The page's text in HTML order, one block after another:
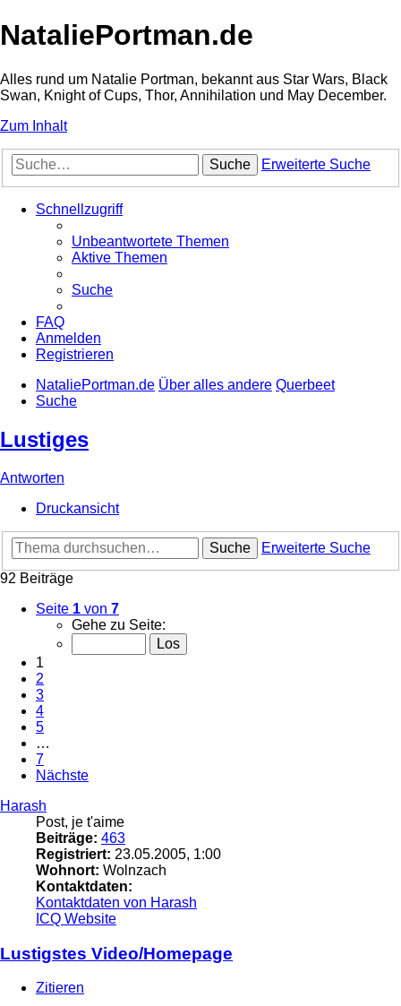
NataliePortman.de
Alles rund um Natalie Portman, bekannt aus Star Wars, Black
Swan, Knight of Cups, Thor, Annihilation und May December.
Zum Inhalt
Suche Erweiterte Suche
Schnellzugriff
Unbeantwortete Themen
Aktive Themen
Suche
FAQ
Anmelden
Registrieren
NataliePortman.de Über alles andere Querbeet
Suche
Lustiges
Antworten
Druckansicht
Suche
Erweiterte Suche
92 Beiträge
Seite 1 von 7
Gehe zu Seite:
1
2
3
4
5
…
7
Nächste
Harash
Post, je t'aime
Beiträge: 463
Registriert: 23.05.2005, 1:00
Wohnort: Wolnzach
Kontaktdaten:
Kontaktdaten von Harash
ICQ Website
Lustigstes Video/Homepage
Zitieren